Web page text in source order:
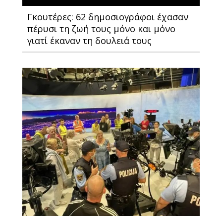
Γκουτέρες: 62 δημοσιογράφοι έχασαν
πέρυσι τη ζωή τους μόνο και μόνο
γιατί έκαναν τη δουλειά τους